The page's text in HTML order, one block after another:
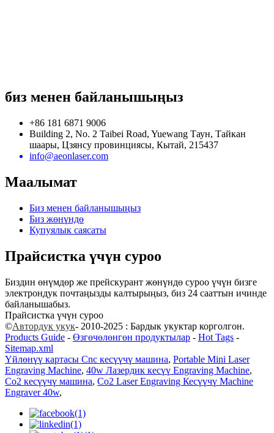
биз менен байланышыңыз
+86 181 6871 9006
Building 2, No. 2 Taibei Road, Yuewang Таун, Тайкан
шаары, Цзянсу провинциясы, Кытай, 215437
info@aeonlaser.com
Маалымат
Биз менен байланышыңыз
Биз жөнүндө
Купуялык саясаты
Прайсистка үчүн суроо
Биздин өнүмдөр же прейскурант жөнүндө суроо үчүн бизге
электрондук почтаңызды калтырыңыз, биз 24 сааттын ичинде
байланышабыз.
Прайсистка үчүн суроо
©Автордук укук- 2010-2025 : Бардык укуктар корголгон.
Products Guide - Өзгөчөлөнгөн продуктылар - Hot Tags -
Sitemap.xml
Үйлөнүү картасы Cnc кесүүчү машина, Portable Mini Laser
Engraving Machine, 40w Лазердик кесүү Engraving Machine,
Co2 кесүүчү машина, Co2 Laser Engraving Кесүүчү Machine
Engraver 40w,